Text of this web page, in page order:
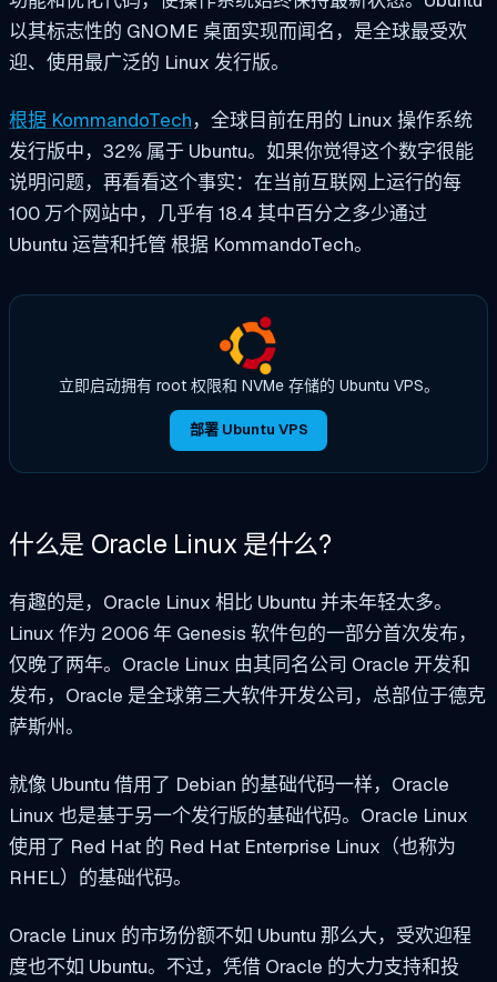
以其标志性的 GNOME 桌面实现而闻名，是全球最受欢
迎、使用最广泛的 Linux 发行版。
根据 KommandoTech，全球目前在用的 Linux 操作系统
发行版中，32% 属于 Ubuntu。如果你觉得这个数字很能
说明问题，再看看这个事实：在当前互联网上运行的每
100 万个网站中，几乎有 18.4 其中百分之多少通过
Ubuntu 运营和托管 根据 KommandoTech。
立即启动拥有 root 权限和 NVMe 存储的 Ubuntu VPS。
部署 Ubuntu VPS
什么是 Oracle Linux 是什么?
有趣的是，Oracle Linux 相比 Ubuntu 并未年轻太多。
Linux 作为 2006 年 Genesis 软件包的一部分首次发布，
仅晚了两年。Oracle Linux 由其同名公司 Oracle 开发和
发布，Oracle 是全球第三大软件开发公司，总部位于德克
萨斯州。
就像 Ubuntu 借用了 Debian 的基础代码一样，Oracle
Linux 也是基于另一个发行版的基础代码。Oracle Linux
使用了 Red Hat 的 Red Hat Enterprise Linux（也称为
RHEL）的基础代码。
Oracle Linux 的市场份额不如 Ubuntu 那么大，受欢迎程
度也不如 Ubuntu。不过，凭借 Oracle 的大力支持和投